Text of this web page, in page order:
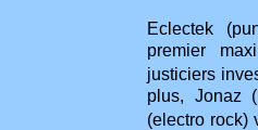
Eclectek
premier
justiciers
plus, Jonaz
(electro rock)